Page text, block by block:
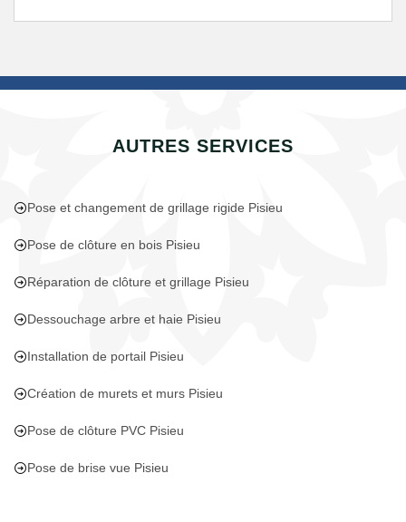
AUTRES SERVICES
Pose et changement de grillage rigide Pisieu
Pose de clôture en bois Pisieu
Réparation de clôture et grillage Pisieu
Dessouchage arbre et haie Pisieu
Installation de portail Pisieu
Création de murets et murs Pisieu
Pose de clôture PVC Pisieu
Pose de brise vue Pisieu